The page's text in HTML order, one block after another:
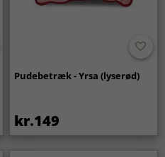
Pudebetræk - Yrsa (lyserød)
kr.149